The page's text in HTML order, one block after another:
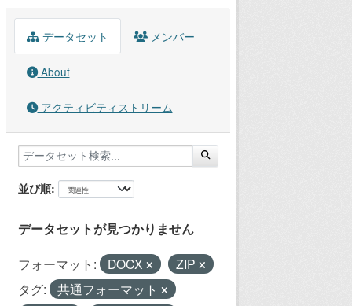
データセット メンバー
About
アクティビティストリーム
並び順
データセットが見つかりません
フォーマット: DOCX
ZIP
タグ:
共通フォーマット